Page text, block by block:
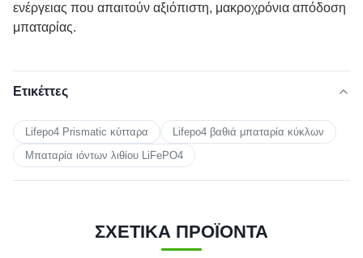
ενέργειας που απαιτούν αξιόπιστη, μακροχρόνια απόδοση
μπαταρίας.
Ετικέττες
Lifepo4 Prismatic κύτταρα
Lifepo4 βαθιά μπαταρία κύκλων
Μπαταρία ιόντων λιθίου LiFePO4
ΣΧΕΤΙΚΑ ΠΡΟΪΟΝΤΑ